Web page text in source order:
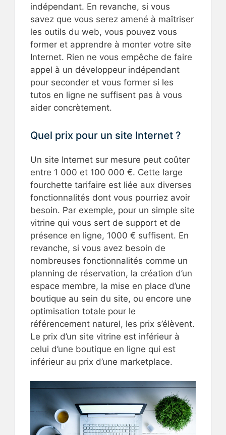
indépendant. En revanche, si vous
savez que vous serez amené à maîtriser
les outils du web, vous pouvez vous
former et apprendre à monter votre site
Internet. Rien ne vous empêche de faire
appel à un développeur indépendant
pour seconder et vous former si les
tutos en ligne ne suffisent pas à vous
aider concrètement.
Quel prix pour un site Internet ?
Un site Internet sur mesure peut coûter
entre 1 000 et 100 000 €. Cette large
fourchette tarifaire est liée aux diverses
fonctionnalités dont vous pourriez avoir
besoin. Par exemple, pour un simple site
vitrine qui vous sert de support et de
présence en ligne, 1000 € suffisent. En
revanche, si vous avez besoin de
nombreuses fonctionnalités comme un
planning de réservation, la création d’un
espace membre, la mise en place d’une
boutique au sein du site, ou encore une
optimisation totale pour le
référencement naturel, les prix s’élèvent.
Le prix d’un site vitrine est inférieur à
celui d’une boutique en ligne qui est
inférieur au prix d’une marketplace.